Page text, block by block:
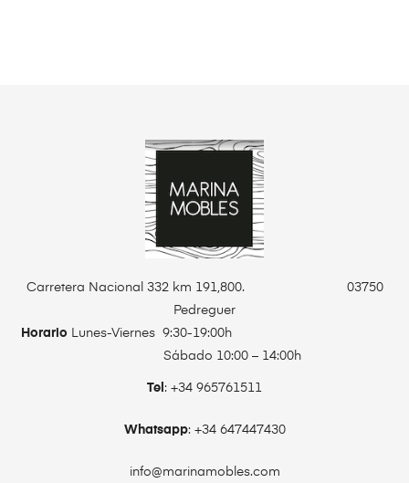
Carretera Nacional 332 km 191,800. 03750
Pedreguer
Horario Lunes-Viernes 9:30-19:00h
Sábado 10:00 – 14:00h
Tel : +34 965761511
Whatsapp: +34 647447430
info@marinamobles.com